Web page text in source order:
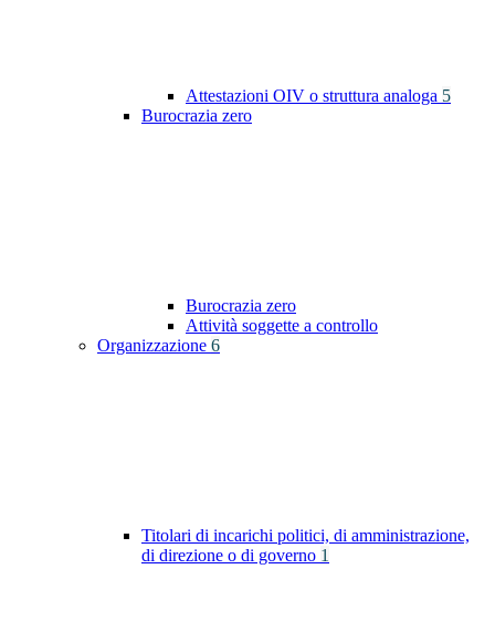
Attestazioni OIV o struttura analoga 5
Burocrazia zero
Burocrazia zero
Attività soggette a controllo
Organizzazione 6
Titolari di incarichi politici, di amministrazione,
di direzione o di governo 1